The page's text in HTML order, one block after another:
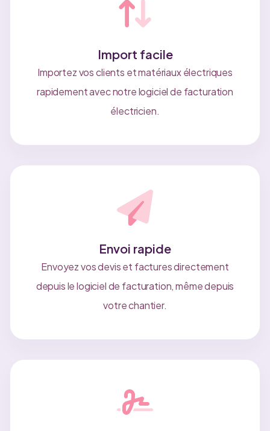
Import facile
Importez vos clients et matériaux électriques
rapidement avec notre logiciel de facturation
électricien.
Envoi rapide
Envoyez vos devis et factures directement
depuis le logiciel de facturation, même depuis
votre chantier.